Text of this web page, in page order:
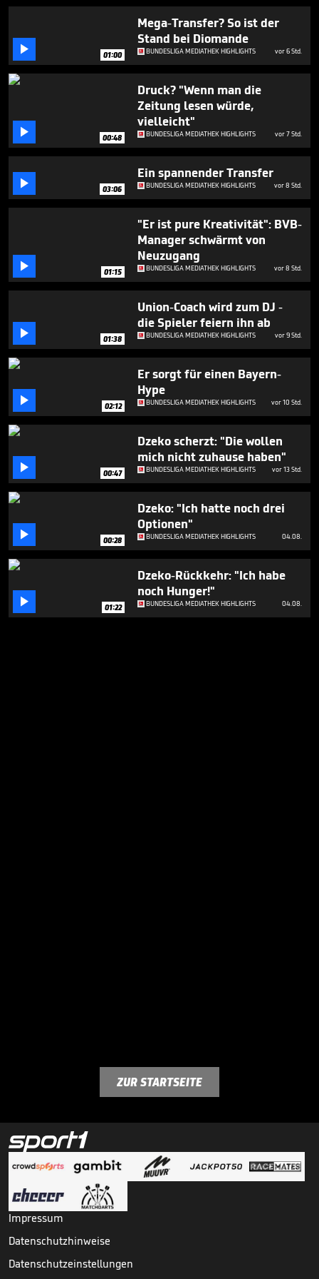
56
 01:00
Mega-Transfer? So ist der
Stand bei Diomande
BUNDESLIGA MEDIATHEK HIGHLIGHTS vor 6 Std.
 00:48
Druck? "Wenn man die
Zeitung lesen würde,
vielleicht"
BUNDESLIGA MEDIATHEK HIGHLIGHTS vor 7 Std.
 03:06
Ein spannender Transfer
BUNDESLIGA MEDIATHEK HIGHLIGHTS vor 8 Std.
 01:15
"Er ist pure Kreativität": BVB-
Manager schwärmt von
Neuzugang
BUNDESLIGA MEDIATHEK HIGHLIGHTS vor 8 Std.
 01:38
Union-Coach wird zum DJ -
die Spieler feiern ihn ab
BUNDESLIGA MEDIATHEK HIGHLIGHTS vor 9 Std.
 02:12
Er sorgt für einen Bayern-
Hype
BUNDESLIGA MEDIATHEK HIGHLIGHTS vor 10 Std.
 00:47
Dzeko scherzt: "Die wollen
mich nicht zuhause haben"
BUNDESLIGA MEDIATHEK HIGHLIGHTS vor 13 Std.
 00:28
Dzeko: "Ich hatte noch drei
Optionen"
BUNDESLIGA MEDIATHEK HIGHLIGHTS 04.08.
 01:22
Dzeko-Rückkehr: "Ich habe
noch Hunger!"
BUNDESLIGA MEDIATHEK HIGHLIGHTS 04.08.
ZUR STARTSEITE
Impressum
Datenschutzhinweise
Datenschutzeinstellungen